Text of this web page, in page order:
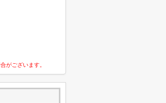
がございます。